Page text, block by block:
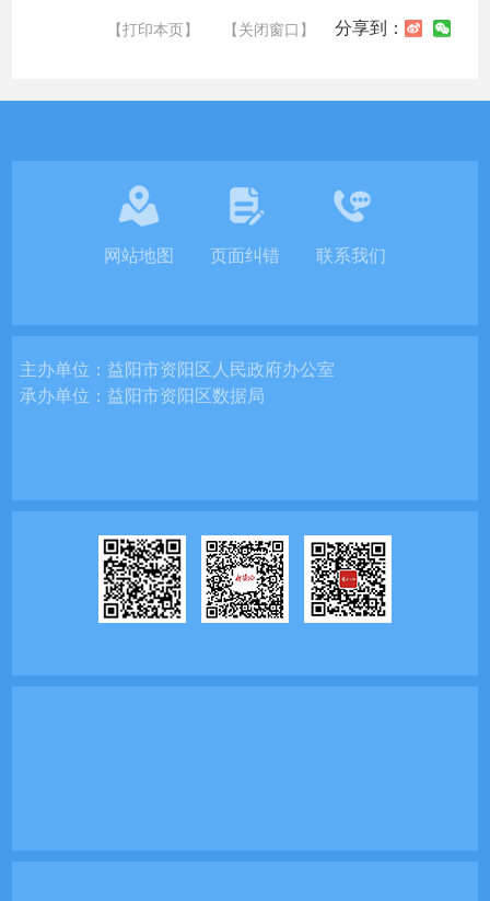
【打印本页】 【关闭窗口】 分享到：
网站地图 页面纠错 联系我们
主办单位：益阳市资阳区人民政府办公室
承办单位：益阳市资阳区数据局